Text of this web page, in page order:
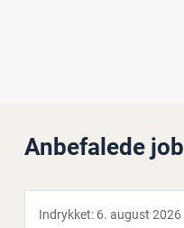
Anbefalede job
Indrykket: 6. august 2026